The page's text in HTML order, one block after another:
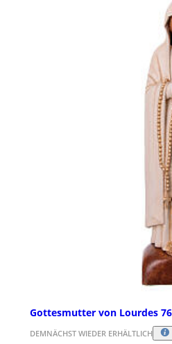
Gottesmutter von Lourdes
DEMNÄCHST WIEDER ERHÄLTLICH